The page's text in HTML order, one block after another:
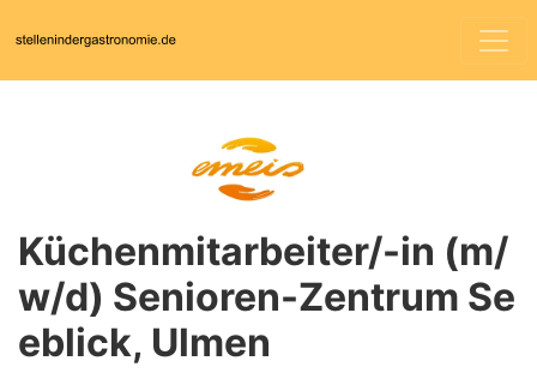
Küchenmitarbeiter/-in (m/
w/d) Senioren-Zentrum Se
eblick, Ulmen